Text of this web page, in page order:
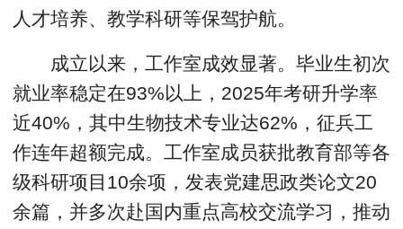
人才培养、教学科研等保驾护航。
成立以来，工作室成效显著。毕业生初次
就业率稳定在93%以上，2025年考研升学率
近40%，其中生物技术专业达62%，征兵工
作连年超额完成。工作室成员获批教育部等各
级科研项目10余项，发表党建思政类论文20
余篇，并多次赴国内重点高校交流学习，推动